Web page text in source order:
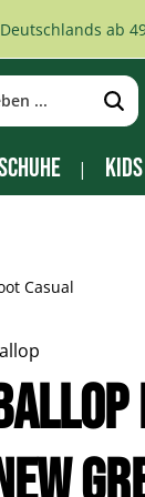
ab
Kids
Casual